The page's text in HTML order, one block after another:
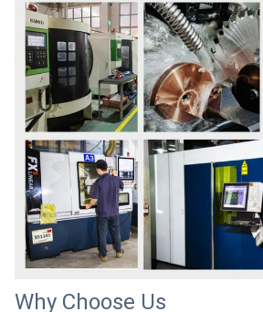
Why Choose Us